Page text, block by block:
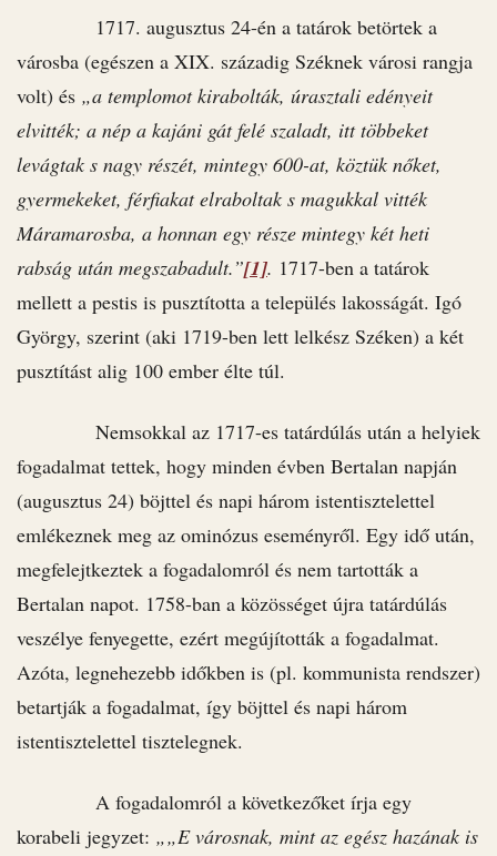
1717. augusztus 24-én a tatárok betörtek a
városba (egészen a XIX. századig Széknek városi rangja
volt) és „a templomot kirabolták, úrasztali edényeit
elvitték; a nép a kajáni gát felé szaladt, itt többeket
levágtak s nagy részét, mintegy 600-at, köztük nőket,
gyermekeket, férfiakat elraboltak s magukkal vitték
Máramarosba, a honnan egy része mintegy két heti
rabság után megszabadult.”[1]. 1717-ben a tatárok
mellett a pestis is pusztította a település lakosságát. Igó
György, szerint (aki 1719-ben lett lelkész Széken) a két
pusztítást alig 100 ember élte túl.
Nemsokkal az 1717-es tatárdúlás után a helyiek
fogadalmat tettek, hogy minden évben Bertalan napján
(augusztus 24) böjttel és napi három istentisztelettel
emlékeznek meg az ominózus eseményről. Egy idő után,
megfelejtkeztek a fogadalomról és nem tartották a
Bertalan napot. 1758-ban a közösséget újra tatárdúlás
veszélye fenyegette, ezért megújították a fogadalmat.
Azóta, legnehezebb időkben is (pl. kommunista rendszer)
betartják a fogadalmat, így böjttel és napi három
istentisztelettel tisztelegnek.
A fogadalomról a következőket írja egy
korabeli jegyzet: „„E városnak, mint az egész hazának is